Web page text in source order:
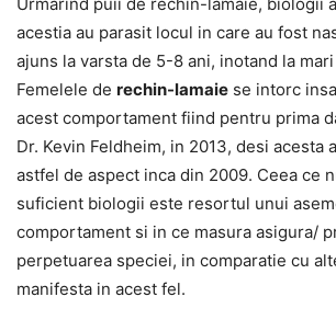
Urmarind puii de rechin-lamaie, biologii
acestia au parasit locul in care au fost
ajuns la varsta de 5-8 ani, inotand la
Femelele de rechin-lamaie se intorc
acest comportament fiind pentru prima
Dr. Kevin Feldheim, in 2013, desi acesta
astfel de aspect inca din 2009. Ceea ce
suficient biologii este resortul unui
comportament si in ce masura asigura/
perpetuarea speciei, in comparatie cu
manifesta in acest fel.